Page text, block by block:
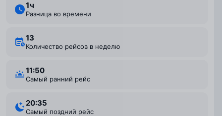
1 ⁠ч
Разница во времени
13
Количество рейсов в неделю
11:50
Самый ранний рейс
20:35
Самый поздний рейс